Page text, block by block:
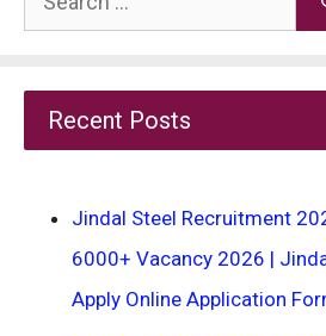
for:
Recent Posts
Jindal Steel Recruitment
6000+ Vacancy 2026 |
Apply Online Application